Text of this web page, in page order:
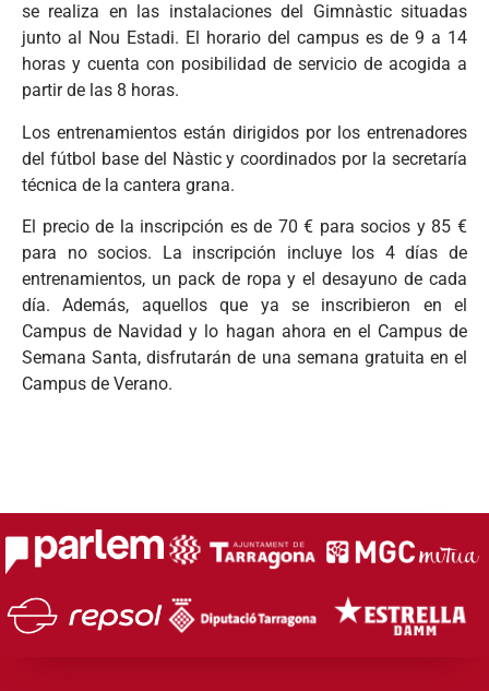
se realiza en las instalaciones del Gimnàstic situadas
junto al Nou Estadi. El horario del campus es de 9 a 14
horas y cuenta con posibilidad de servicio de acogida a
partir de las 8 horas.
Los entrenamientos están dirigidos por los entrenadores
del fútbol base del Nàstic y coordinados por la secretaría
técnica de la cantera grana.
El precio de la inscripción es de 70 € para socios y 85 €
para no socios. La inscripción incluye los 4 días de
entrenamientos, un pack de ropa y el desayuno de cada
día. Además, aquellos que ya se inscribieron en el
Campus de Navidad y lo hagan ahora en el Campus de
Semana Santa, disfrutarán de una semana gratuita en el
Campus de Verano.